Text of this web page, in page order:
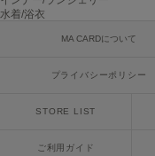
PATRICK
パトリック
水着/浴衣
MA CARDについて
プライバシーポリシー
STORE LIST
ご利用ガイド